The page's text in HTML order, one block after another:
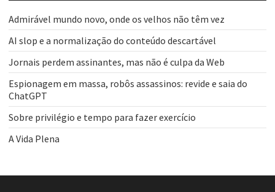
Admirável mundo novo, onde os velhos não têm vez
AI slop e a normalização do conteúdo descartável
Jornais perdem assinantes, mas não é culpa da Web
Espionagem em massa, robôs assassinos: revide e saia do
ChatGPT
Sobre privilégio e tempo para fazer exercício
A Vida Plena